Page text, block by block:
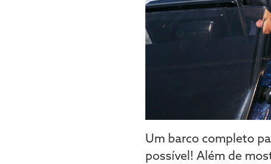
Um barco completo
possível! Além de